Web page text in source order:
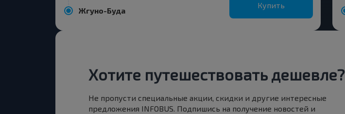
Жгуно-Буда
Купить
Хотите путешествовать дешевле?
Не пропусти специальные акции, скидки и другие интересные
предложения INFOBUS. Подпишись на получение новостей и